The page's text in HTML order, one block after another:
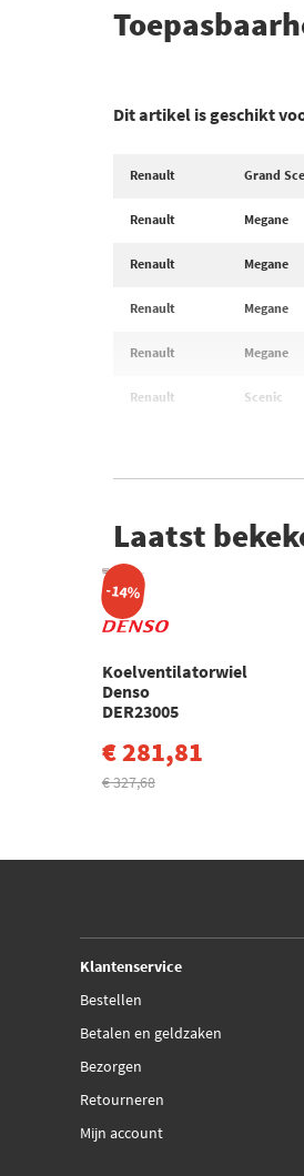
Dit artikel is geschikt
Renault Grand
Renault Megane
Renault Megane
Renault Megane
Renault Megane
Renault Scenic
Laatst
-14%
Koelventilatorwiel
Denso
DER23005
€ 281,81
€ 327,68
Klantenservice
Bestellen
Betalen en geldzaken
Bezorgen
Retourneren
Mijn account